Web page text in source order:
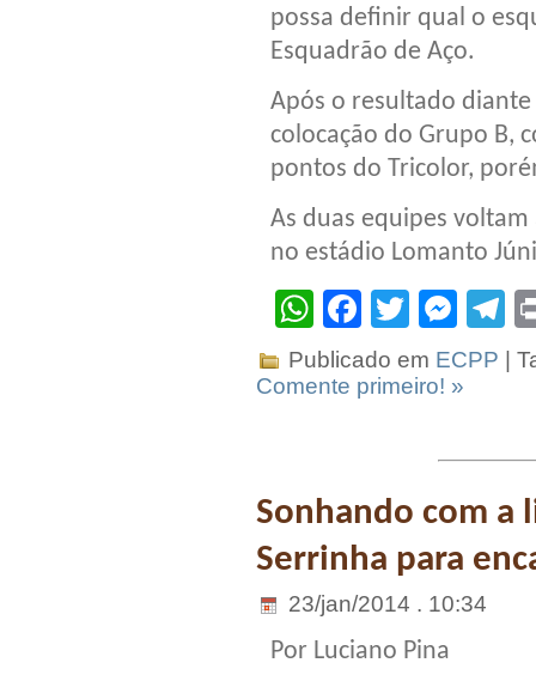
possa definir qual o
Esquadrão de Aço.
Após o resultado
colocação do Grupo B,
pontos do Tricolor,
As duas equipes
no estádio Lomanto
WhatsApp
Facebook
Twitter
Publicado em ECPP |
Comente primeiro! »
Sonhando com a
Serrinha para
23/jan/2014 . 10:34
Por Luciano Pina